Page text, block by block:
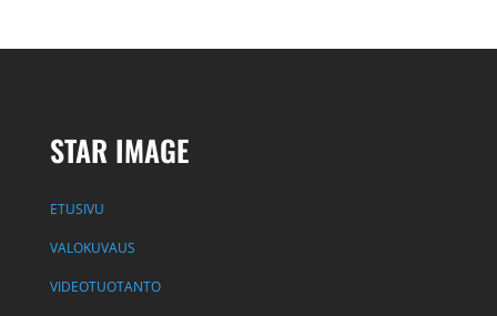
STAR IMAGE
ETUSIVU
VALOKUVAUS
VIDEOTUOTANTO